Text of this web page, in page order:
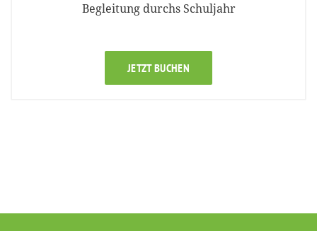
Begleitung durchs Schuljahr
JETZT BUCHEN